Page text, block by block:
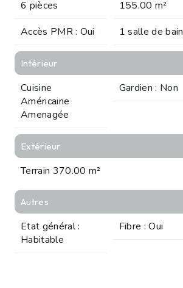
6 pièces 155.00 m²
Accès PMR : Oui
1 salle de bain
Intérieur
Cuisine
Américaine
Amenagée
Gardien : Non
Extérieur
Terrain 370.00 m²
Autres
Etat général :
Habitable
Fibre : Oui